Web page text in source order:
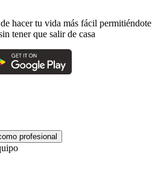
hacer tu vida más fácil permitiéndote
tener que salir de casa
profesional